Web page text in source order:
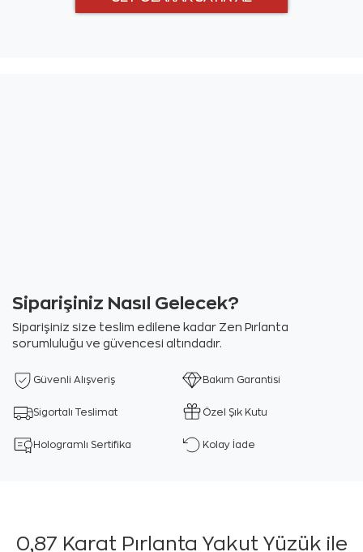
Siparişiniz Nasıl Gelecek?
Siparişiniz size teslim edilene kadar Zen Pırlanta
sorumluluğu ve güvencesi altındadır.
Güvenli Alışveriş Bakım Garantisi
Sigortalı Teslimat Özel Şık Kutu
Hologramlı Sertifika Kolay İade
0,87 Karat Pırlanta Yakut Yüzük ile